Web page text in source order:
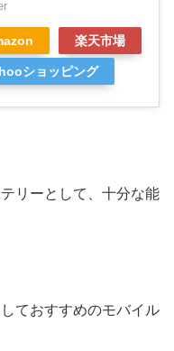
楽天市場
ショッピング
リーとして、十分な能
ておすすめのモバイル